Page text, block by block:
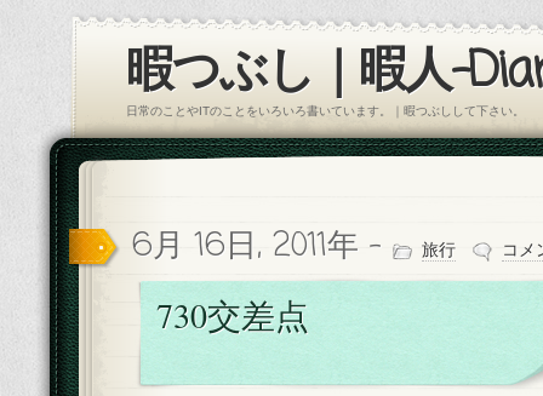
暇つぶし｜暇人-
日常のことやITのことをいろいろ書いています。｜暇つぶしして下さい。
6月 16日, 2011年 - 旅行 コメ
730交差点